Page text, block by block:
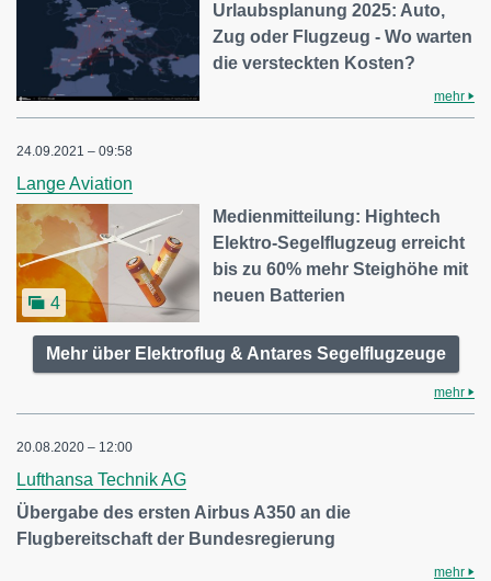
Urlaubsplanung 2025: Auto,
Zug oder Flugzeug - Wo warten
die versteckten Kosten?
mehr
24.09.2021 – 09:58
Lange Aviation
4
Medienmitteilung: Hightech
Elektro-Segelflugzeug erreicht
bis zu 60% mehr Steighöhe mit
neuen Batterien
Mehr über Elektroflug & Antares Segelflugzeuge
mehr
20.08.2020 – 12:00
Lufthansa Technik AG
Übergabe des ersten Airbus A350 an die
Flugbereitschaft der Bundesregierung
mehr